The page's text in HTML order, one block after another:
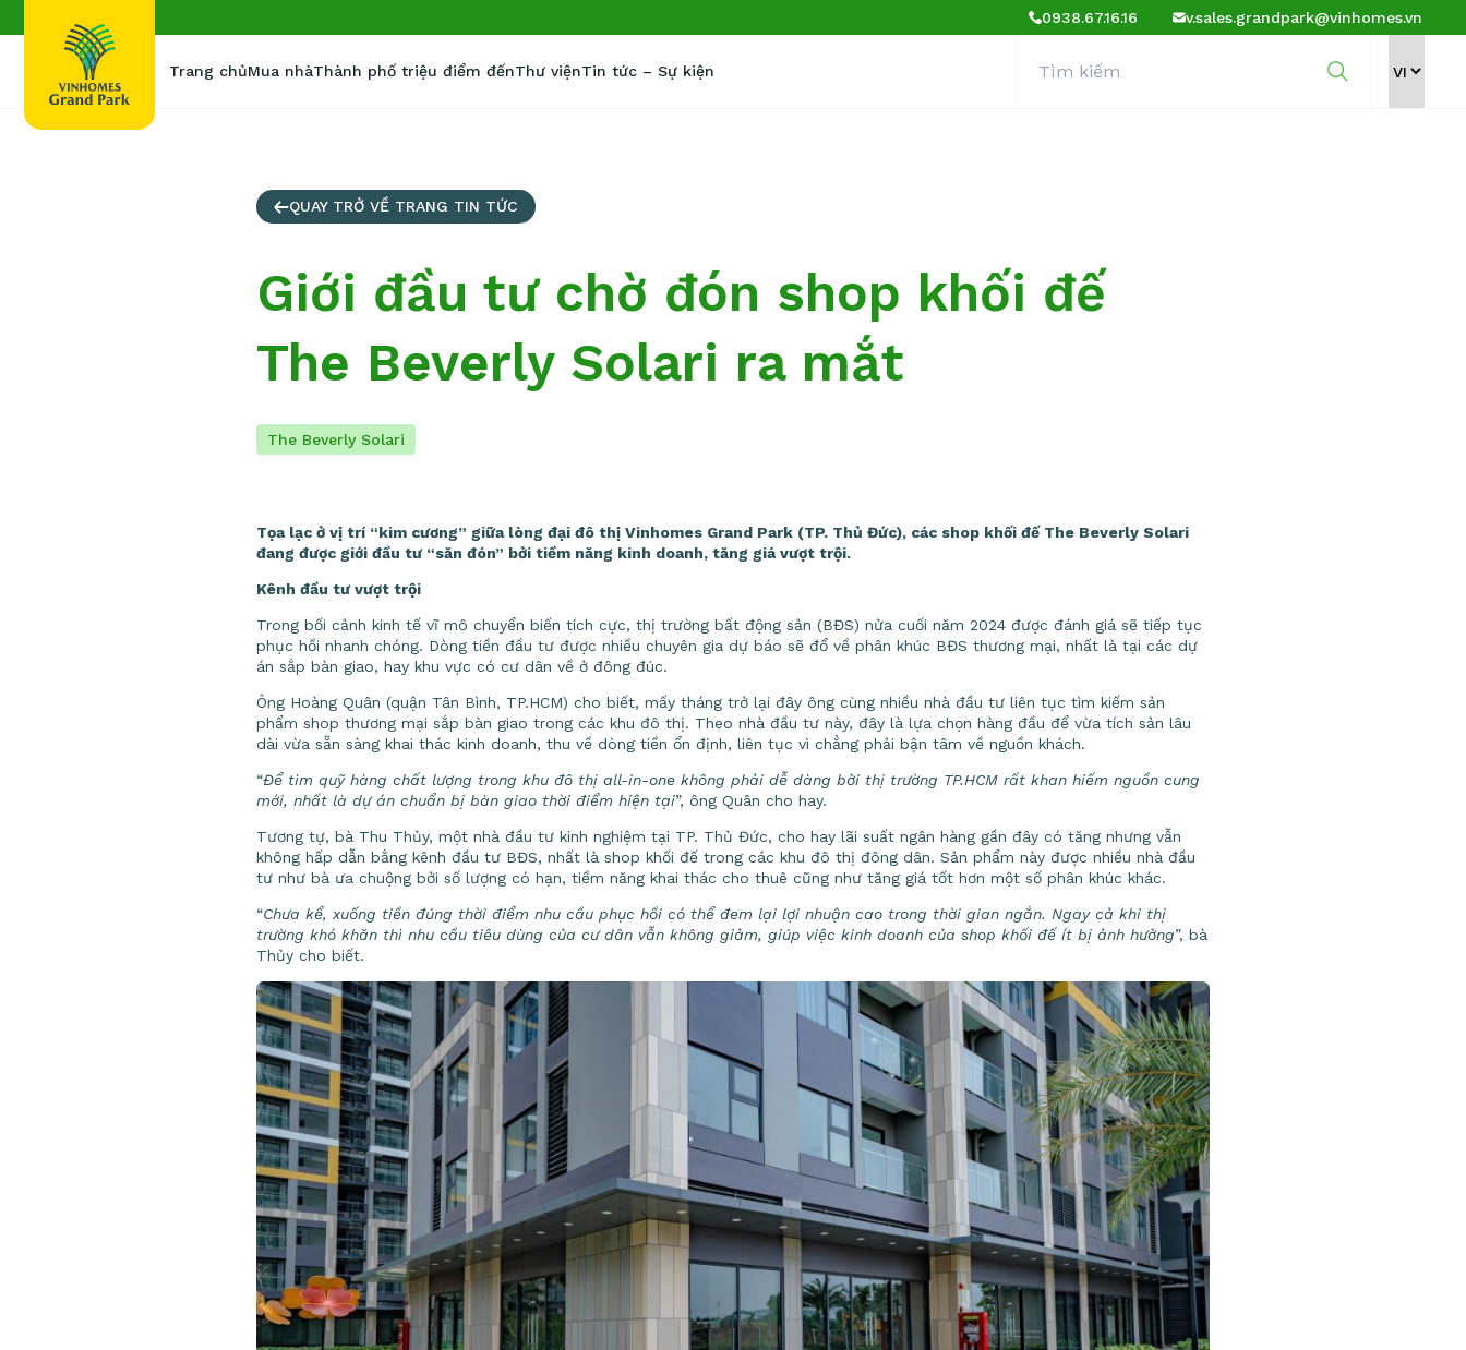
0938.67.16.16 v.sales.grandpark@vinhomes.vn
Trang chủMua nhàThành phố triệu điểm đếnThư việnTin tức – Sự kiện
QUAY TRỞ VỀ TRANG TIN TỨC
Giới đầu tư chờ đón shop khối đế
The Beverly Solari ra mắt
The Beverly Solari
Tọa lạc ở vị trí “kim cương” giữa lòng đại đô thị Vinhomes Grand Park (TP. Thủ Đức), các shop khối đế The Beverly Solari
đang được giới đầu tư “săn đón” bởi tiềm năng kinh doanh, tăng giá vượt trội.
Kênh đầu tư vượt trội
Trong bối cảnh kinh tế vĩ mô chuyển biến tích cực, thị trường bất động sản (BĐS) nửa cuối năm 2024 được đánh giá sẽ tiếp tục
phục hồi nhanh chóng. Dòng tiền đầu tư được nhiều chuyên gia dự báo sẽ đổ về phân khúc BĐS thương mại, nhất là tại các dự
án sắp bàn giao, hay khu vực có cư dân về ở đông đúc.
Ông Hoàng Quân (quận Tân Bình, TP.HCM) cho biết, mấy tháng trở lại đây ông cùng nhiều nhà đầu tư liên tục tìm kiếm sản
phẩm shop thương mại sắp bàn giao trong các khu đô thị. Theo nhà đầu tư này, đây là lựa chọn hàng đầu để vừa tích sản lâu
dài vừa sẵn sàng khai thác kinh doanh, thu về dòng tiền ổn định, liên tục vì chẳng phải bận tâm về nguồn khách.
“Để tìm quỹ hàng chất lượng trong khu đô thị all-in-one không phải dễ dàng bởi thị trường TP.HCM rất khan hiếm nguồn cung
mới, nhất là dự án chuẩn bị bàn giao thời điểm hiện tại”, ông Quân cho hay.
Tương tự, bà Thu Thủy, một nhà đầu tư kinh nghiệm tại TP. Thủ Đức, cho hay lãi suất ngân hàng gần đây có tăng nhưng vẫn
không hấp dẫn bằng kênh đầu tư BĐS, nhất là shop khối đế trong các khu đô thị đông dân. Sản phẩm này được nhiều nhà đầu
tư như bà ưa chuộng bởi số lượng có hạn, tiềm năng khai thác cho thuê cũng như tăng giá tốt hơn một số phân khúc khác.
“Chưa kể, xuống tiền đúng thời điểm nhu cầu phục hồi có thể đem lại lợi nhuận cao trong thời gian ngắn. Ngay cả khi thị
trường khó khăn thì nhu cầu tiêu dùng của cư dân vẫn không giảm, giúp việc kinh doanh của shop khối đế ít bị ảnh hưởng”, bà
Thủy cho biết.